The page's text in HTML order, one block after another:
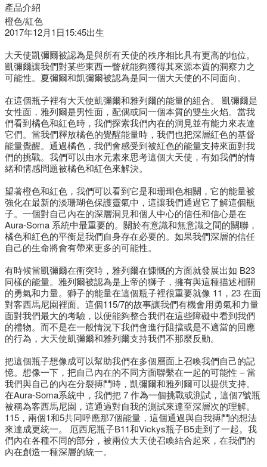
產品介紹
橙色/紅色
2017年12月1日15:45出生
大天使凱彌爾被認為是與所有天使的秩序相比具有更高的地位。
凱彌爾讓我們對某些東西一瞥就能夠獲得其來源本質的洞察力之
可能性。夏彌爾和凱彌爾被認為是同一個大天使的不同面向。
在這個瓶子裡有大天使凱彌爾和雅列爾的能量的組合。 凱彌爾是
女性面，雅列爾是男性面，配偶或同一個本質的雙生火焰。當我
們看到橘色和紅色時，我們探索我們內在的洞見並有能力來表達
它們。當我們釋放橘色的覺醒能量時，我們也把深層紅色的基督
能量覺醒。通過橘色，我們會感受到被紅色的能量支持來面對我
們的挑戰。我們可以由水元素來思考這個大天使，有如我們的情
緒和情感問題被橘色和紅色來解決。
望著橙色和紅色，我們可以看到它是和珊瑚色相關，它的能量被
強化在最新的淡珊瑚色保護靈氣中，這讓我們通過它了解這個瓶
子。一個對自己內在的深層洞見和個人中心的信任和信心是在
Aura-Soma 系統中最重要的。關於有意識和無意識之間的關聯，
橘色和紅色的平衡是我們自身存在必要的。如果我們深層的信任
自己的生命將會有帶來更多的可能性。
有時候當凱彌爾在衝突時，雅列爾在慷慨的方面就發展出如 B23
同樣的能量。雅列爾被認為是上帝的獅子，擁有與這種描述相關
的勇氣和力量。獅子的能量在這個瓶子裡很重要就像 11，23 在面
對客西馬尼園裡面。這個115/7的故事讓我們有機會用勇氣和力量
面對我們最大的考驗，以便能夠整合我們在這些障礙中看到我們
的禮物。而不是在一般情況下我們會進行阻擋或是不適當的回應
的行為，大天使凱彌爾和雅列爾支持我們不那麼反動。
把這個瓶子想像成可以幫助我們在多個層面上召喚我們自己的記
憶。想像一下，把自己內在的不同方面聯繫在一起的可能性 – 當
我們與自己的內在分裂搏鬥時，凱彌爾和雅列爾可以提供支持。
在Aura-Soma系統中，我們把 7 作為一個挑戰或測試，這個7號瓶
被稱為客西馬尼園，這通過對自我的測試來達至深層次的理解。
115，兩個1和5共同呼應那7個能量，這個通過與自我搏鬥的想法
來達成更統一。 厄西尼瓶子B11和Vickys瓶子B5走到了一起。我
們內在各種不同的部分，被兩位大天使召喚結合起來，在我們的
內在創造一種深層的統一。